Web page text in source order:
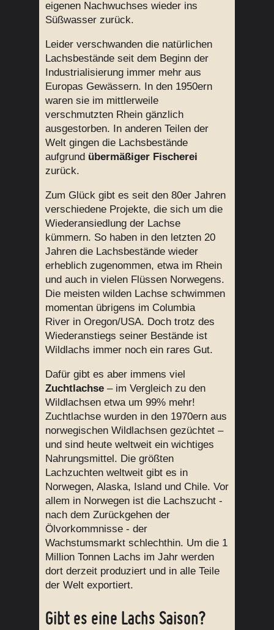
eigenen Nachwuchses wieder ins
Süßwasser zurück.
Leider verschwanden die natürlichen
Lachsbestände seit dem Beginn der
Industrialisierung immer mehr aus
Europas Gewässern. In den 1950ern
waren sie im mittlerweile
verschmutzten Rhein gänzlich
ausgestorben. In anderen Teilen der
Welt gingen die Lachsbestände
aufgrund übermäßiger Fischerei
zurück.
Zum Glück gibt es seit den 80er Jahren
verschiedene Projekte, die sich um die
Wiederansiedlung der Lachse
kümmern. So haben in den letzten 20
Jahren die Lachsbestände wieder
erheblich zugenommen, etwa im Rhein
und auch in vielen Flüssen Norwegens.
Die meisten wilden Lachse schwimmen
momentan übrigens im Columbia
River in Oregon/USA. Doch trotz des
Wiederanstiegs seiner Bestände ist
Wildlachs immer noch ein rares Gut.
Dafür gibt es aber immens viel
Zuchtlachse – im Vergleich zu den
Wildlachsen etwa um 99% mehr!
Zuchtlachse wurden in den 1970ern aus
norwegischen Wildlachsen gezüchtet –
und sind heute weltweit ein wichtiges
Nahrungsmittel. Die größten
Lachzuchten weltweit gibt es in
Norwegen, Alaska, Island und Chile. Vor
allem in Norwegen ist die Lachszucht -
nach dem Zurückgehen der
Ölvorkommnisse - der
Wachstumsmarkt schlechthin. Um die 1
Million Tonnen Lachs im Jahr werden
dort derzeit produziert und in alle Teile
der Welt exportiert.
Gibt es eine Lachs Saison?